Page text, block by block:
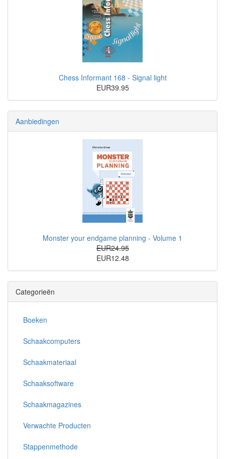
Chess Informant 168 - Signal light
EUR39.95
Aanbiedingen
Monster your endgame planning - Volume 1
EUR24.95
EUR12.48
Categorieën
Boeken
Schaakcomputers
Schaakmateriaal
Schaaksoftware
Schaakmagazines
Verwachte Producten
Stappenmethode